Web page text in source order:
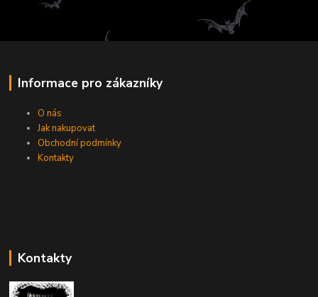
Informace pro zákazníky
O nás
Jak nakupovat
Obchodní podmínky
Kontakty
Kontakty